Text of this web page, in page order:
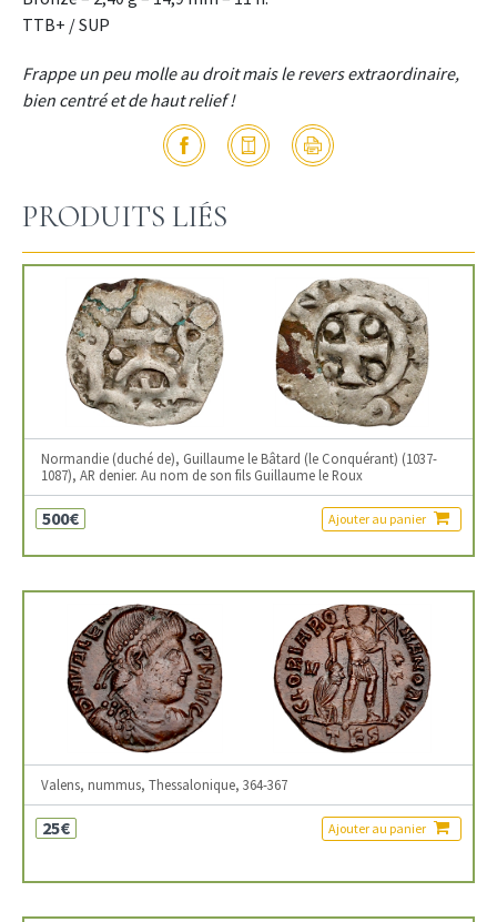
TTB+ / SUP
Frappe un peu molle au droit mais le revers extraordinaire,
bien centré et de haut relief !
PRODUITS LIÉS
Normandie (duché de), Guillaume le Bâtard (le Conquérant) (1037-
1087), AR denier. Au nom de son fils Guillaume le Roux
500€ Ajouter au panier
Valens, nummus, Thessalonique, 364-367
25€ Ajouter au panier